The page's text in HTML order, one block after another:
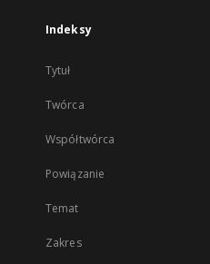
Indeksy
Tytuł
Twórca
Współtwórca
Powiązanie
Temat
Zakres